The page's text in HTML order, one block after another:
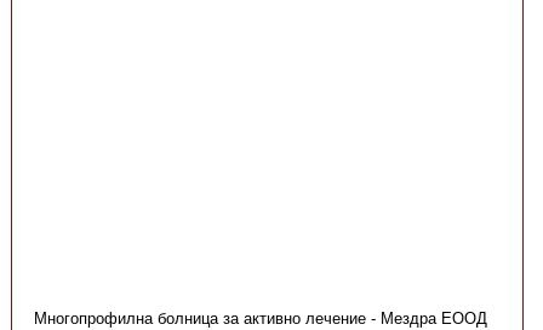
Многопрофилна болница за активно лечение - Мездра ЕООД